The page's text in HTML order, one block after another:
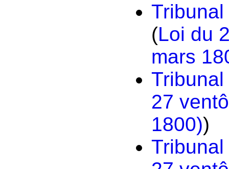
(Loi du
mars
Tribunal
27
1800))